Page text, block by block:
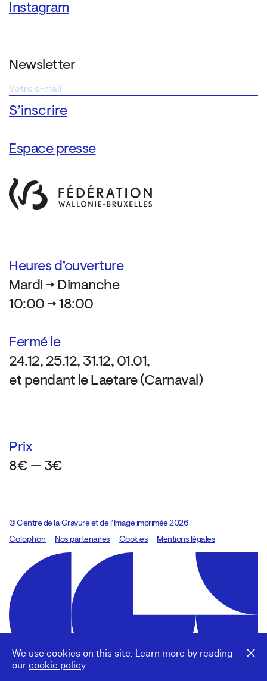
We use cookies on this site. Learn more by reading
our cookie policy.
Instagram
Newsletter
Espace presse
Heures d’ouverture
Mardi → Dimanche
10:00 → 18:00
Fermé le
24.12, 25.12, 31.12, 01.01,
et pendant le Laetare (Carnaval)
Prix
8€ — 3€
© Centre de la Gravure et de l’Image imprimée 2026
Colophon
Design:Marcel Kaczmarek, code:8080.studio
Nos partenaires Cookies Mentions légales